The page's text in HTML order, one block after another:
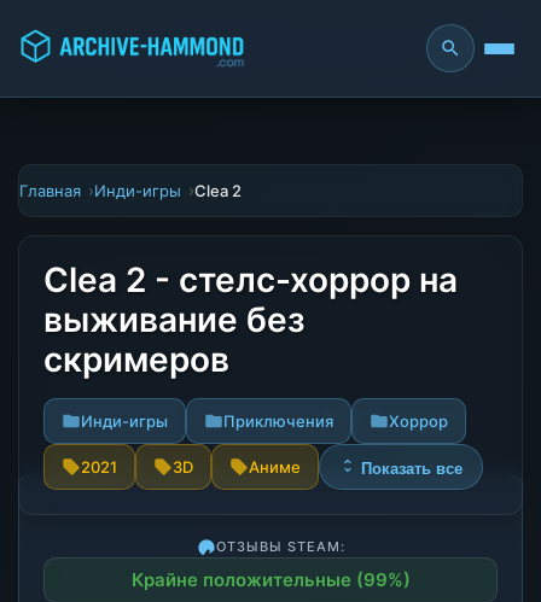
Главная Инди-игры Clea 2
Clea 2 - стелс-хоррор на
выживание без
скримеров
Инди-игры Приключения Хоррор
2021 3D Аниме Показать все
ОТЗЫВЫ STEAM:
Крайне положительные (99%)